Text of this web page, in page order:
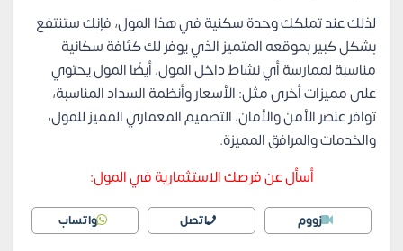
لذلك عند تملكك وحدة سكنية في هذا المول، فإنك ستنتفع
بشكل كبير بموقعه المتميز الذي يوفر لك كثافة سكانية
مناسبة لممارسة أي نشاط داخل المول، أيضًا المول يحتوي
على مميزات أخرى مثل: الأسعار وأنظمة السداد المناسبة،
توافر عنصر الأمن والأمان، التصميم المعماري المميز للمول،
والخدمات والمرافق المميزة.
أسأل عن فرصك الاستثمارية في المول:
زووم اتصل واتساب